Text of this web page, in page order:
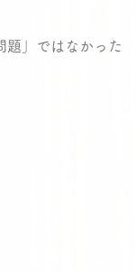
題」ではなかった